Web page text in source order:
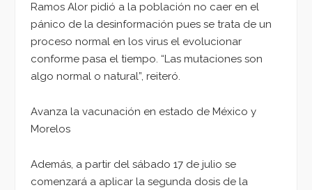
Ramos Alor pidió a la población no caer en el
pánico de la desinformación pues se trata de un
proceso normal en los virus el evolucionar
conforme pasa el tiempo. “Las mutaciones son
algo normal o natural”, reiteró.
Avanza la vacunación en estado de México y
Morelos
Además, a partir del sábado 17 de julio se
comenzará a aplicar la segunda dosis de la